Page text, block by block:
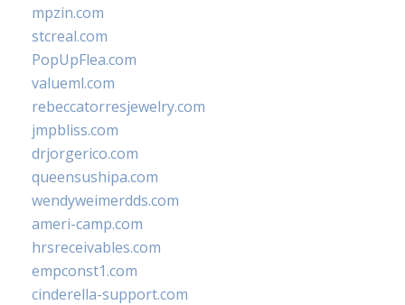
mpzin.com
stcreal.com
PopUpFlea.com
valueml.com
rebeccatorresjewelry.com
jmpbliss.com
drjorgerico.com
queensushipa.com
wendyweimerdds.com
ameri-camp.com
hrsreceivables.com
empconst1.com
cinderella-support.com